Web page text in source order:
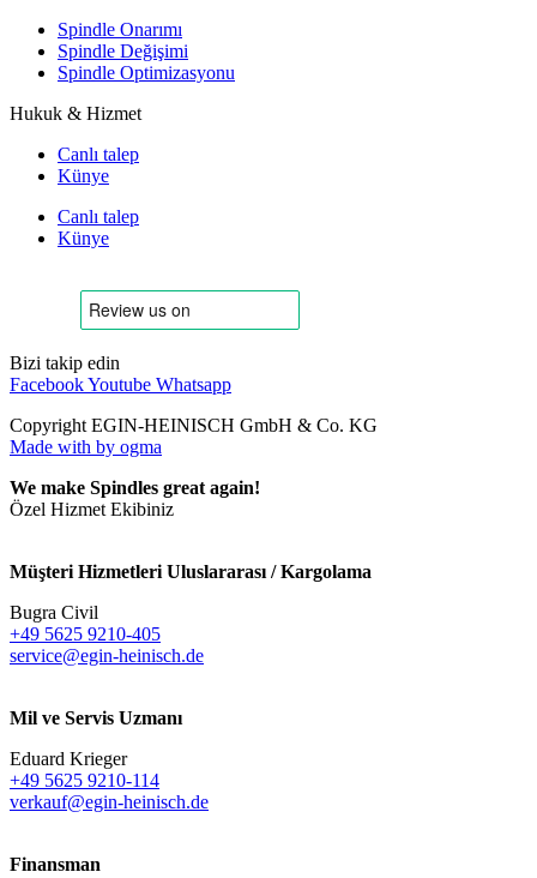
Spindle Onarımı
Spindle Değişimi
Spindle Optimizasyonu
Hukuk & Hizmet
Canlı talep
Künye
Canlı talep
Künye
Bizi takip edin
FacebookYoutube Whatsapp
Copyright EGIN-HEINISCH GmbH & Co. KG
Made with by ogma
We make Spindles great again!
Özel Hizmet Ekibiniz
Müşteri Hizmetleri Uluslararası / Kargolama
Bugra Civil
+49 5625 9210-405
service@egin-heinisch.de
Mil ve Servis Uzmanı
Eduard Krieger
+49 5625 9210-114
verkauf@egin-heinisch.de
Finansman